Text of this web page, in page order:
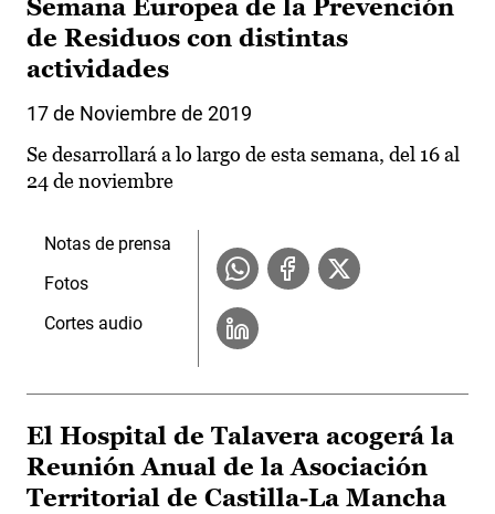
Semana Europea de la Prevención
de Residuos con distintas
actividades
17 de Noviembre de 2019
Se desarrollará a lo largo de esta semana, del 16 al
24 de noviembre
Notas de prensa
Fotos
Cortes audio
El Hospital de Talavera acogerá la
Reunión Anual de la Asociación
Territorial de Castilla-La Mancha